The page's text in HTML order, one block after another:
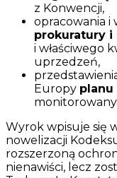
z Konwencji,
opracowania i
prokuratury i
i właściwego
uprzedzeń,
Europy planu
Wyrok wpisuje się
nowelizacji
rozszerzoną
nienawiści, lecz